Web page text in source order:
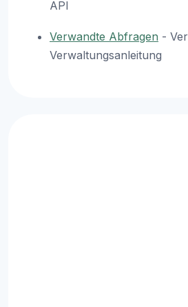
API
Verwandte Abfragen -
Verwaltungsanleitung